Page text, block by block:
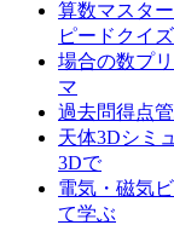
算数マスタ
ピードクイズ
場合の数プ
マ
過去問得点
天体3Dシミ
3Dで
電気・磁気
て学ぶ